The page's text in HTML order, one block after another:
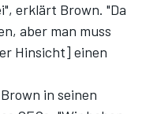
erklärt Brown. "Da
aber man muss
Hinsicht] einen
in seinen